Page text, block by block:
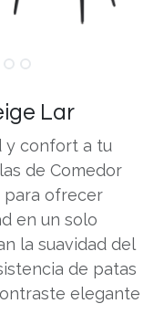
Lar
y confort a tu
de Comedor
para ofrecer
en un solo
la suavidad del
de patas
elegante